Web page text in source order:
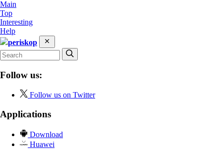
Main
Top
Interesting
Help
periskop
Follow us:
Follow us on Twitter
Applications
Download
Huawei